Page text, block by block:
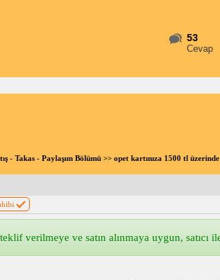
53
Cevap
- Takas - Paylaşım Bölümü>> opet kartınıza 1500 tl
verilmeye ve satın alınmaya uygun, satıcı